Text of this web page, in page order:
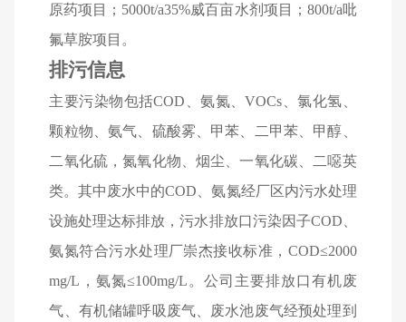
原药项目；5000t/a35%威百亩水剂项目；800t/a吡
氟草胺项目。
排污信息
主要污染物包括COD、氨氮、VOCs、氯化氢、
颗粒物、氨气、硫酸雾、甲苯、二甲苯、甲醇、
二氧化硫，氮氧化物、烟尘、一氧化碳、二噁英
类。其中废水中的COD、氨氮经厂区内污水处理
设施处理达标排放，污水排放口污染因子COD、
氨氮符合污水处理厂崇杰接收标准，COD≤2000
mg/L，氨氮≤100mg/L。公司主要排放口有机废
气、有机储罐呼吸废气、废水池废气经预处理到